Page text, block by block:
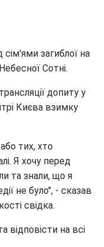
загиблої на
Сотні.
допиту у
Києва взимку
тих, хто
Я хочу перед
та знали, що я
не було", - сказав
свідка.
відповісти на всі